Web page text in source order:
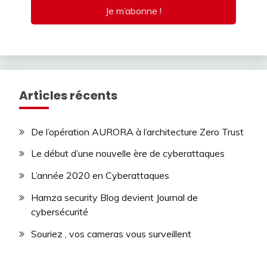
Articles récents
De l’opération AURORA à l’architecture Zero Trust
Le début d’une nouvelle ère de cyberattaques
L’année 2020 en Cyberattaques
Hamza security Blog devient Journal de
cybersécurité
Souriez , vos cameras vous surveillent